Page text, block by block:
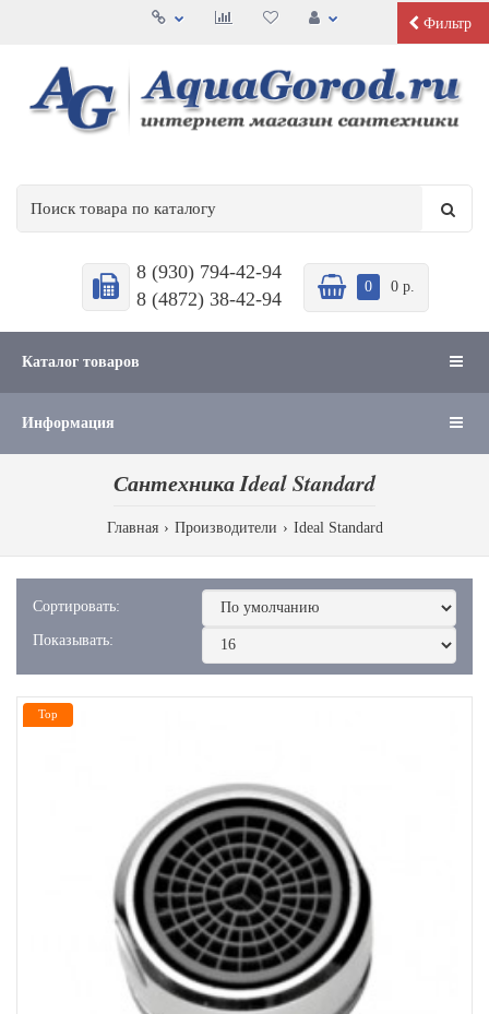
Фильтр
8 (930) 794-42-94
8 (4872) 38-42-94
0 0 р.
Каталог товаров
Информация
Сантехника Ideal Standard
Главная Производители Ideal Standard
Сортировать:
Показывать:
Top